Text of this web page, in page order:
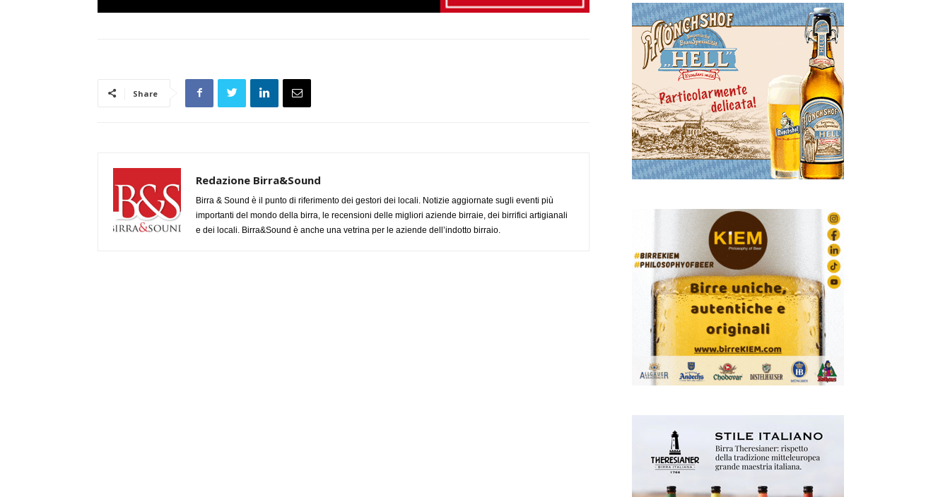
Share
Redazione Birra&Sound
Birra & Sound è il punto di riferimento dei gestori dei locali. Notizie aggiornate sugli eventi più
importanti del mondo della birra, le recensioni delle migliori aziende birraie, dei birrifici artigianali
e dei locali. Birra&Sound è anche una vetrina per le aziende dell’indotto birraio.